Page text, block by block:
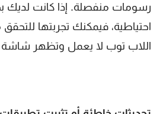
رسومات منفصلة. إذا كانت لديك
احتياطية، فيمكنك تجربتها
اللاب توب لا يعمل وتظهر